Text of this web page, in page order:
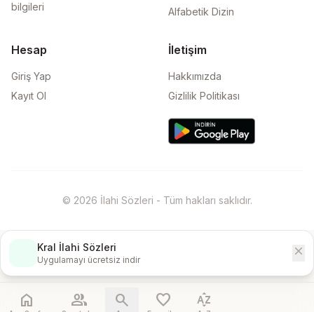
bilgileri
Alfabetik Dizin
Hesap
Giriş Yap
Kayıt Ol
İletişim
Hakkımızda
Gizlilik Politikası
© 2026 İlahi Sözleri - Tüm hakları saklıdır.
Kral İlahi Sözleri
Uygulamayı ücretsiz indir
close
home people search favorite sort_by_alpha